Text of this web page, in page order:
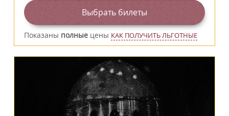
Выбрать билеты
Показаны полные цены КАК ПОЛУЧИТЬ ЛЬГОТНЫЕ